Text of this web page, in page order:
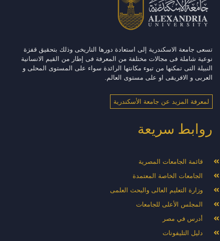
تسعى جامعة الاسكندرية إلى استعادة دورها التاريخى وذلك بتحقيق قفزة
نوعية شاملة فى مجالات مختلفة من المعرفة فى إطار من القيم الانسانية
النبيلة التى تمكنها من تبوء مكانتها الرائدة سواء على المستوى المحلى و
العربى و الافريقى او على مستوى العالم.
لمعرفة المزيد عن جامعة الأسكندرية
روابط سريعة
قائمة الجامعات المصرية
الجامعات الخاصة المعتمدة
وزارة التعليم العالى والبحث العلمى
المجلس الأعلى للجامعات
أدرس في مصر
دليل التليفونات